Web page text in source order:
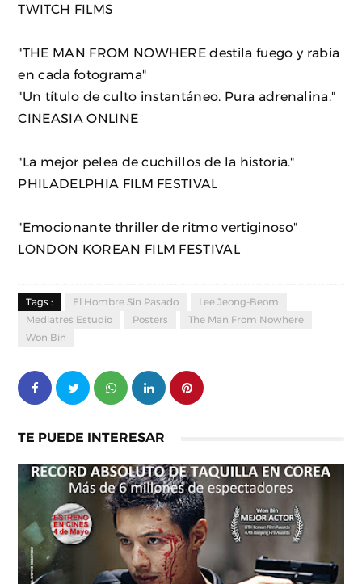
TWITCH FILMS
"THE MAN FROM NOWHERE destila fuego y rabia
en cada fotograma"
"Un título de culto instantáneo. Pura adrenalina."
CINEASIA ONLINE
"La mejor pelea de cuchillos de la historia."
PHILADELPHIA FILM FESTIVAL
"Emocionante thriller de ritmo vertiginoso"
LONDON KOREAN FILM FESTIVAL
Tags : El Hombre Sin Pasado
Lee Jeong-Beom
Mediatres Estudio
Posters
The Man From Nowhere
Won Bin
TE PUEDE INTERESAR